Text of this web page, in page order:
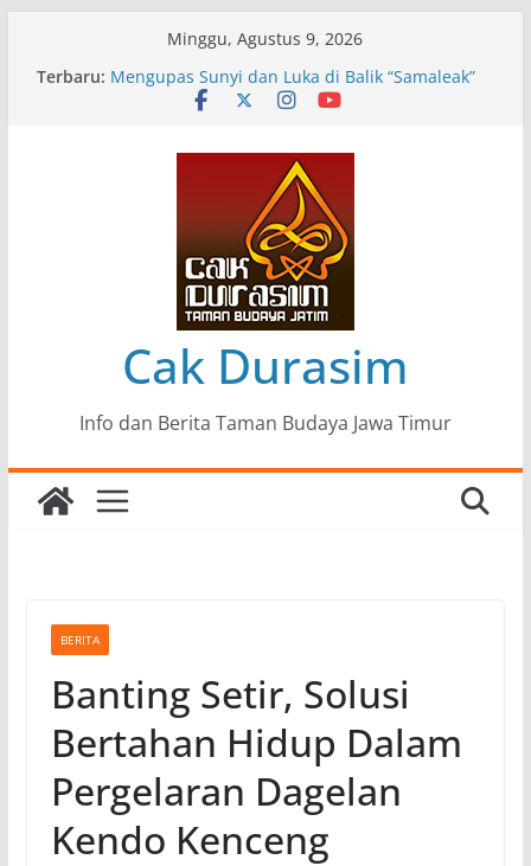
Minggu, Agustus 9, 2026
Terbaru: Pameran Lukisan Komunitas Patria Seni Rupa
Kota Blitar : Ketika “Bergerak” Menjadi Mantra
Mengupas Sunyi dan Luka di Balik “Samaleak”
Menjaga Marwah Seni dan Budaya: Catatan
Kunjungan Kerja Ir. Bambang Haryo Soekartono
(BHS) Anggota DPR RI ke Taman Budaya Jawa
Pameran Tunggal 35 Karya Agus Koecink
“Tumbang Tambang”, Ungkapan Kritis Tentang
Derita Pekerja Pertambangan
Cak Durasim
Info dan Berita Taman Budaya Jawa Timur
BERITA
Banting Setir, Solusi
Bertahan Hidup Dalam
Pergelaran Dagelan
Kendo Kenceng